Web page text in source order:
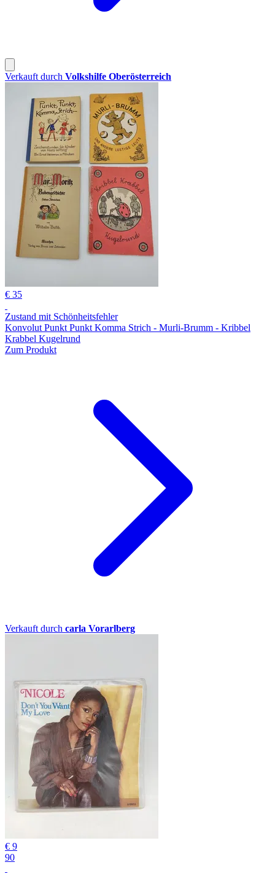
Verkauft durch Volkshilfe Oberösterreich
€ 35
Zustand mit Schönheitsfehler
Konvolut Punkt Punkt Komma Strich - Murli-Brumm - Kribbel
Krabbel Kugelrund
Zum Produkt
Verkauft durch carla Vorarlberg
€ 9
90